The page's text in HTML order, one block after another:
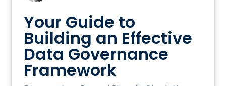
Your Guide to
Building an Effective
Data Governance
Framework